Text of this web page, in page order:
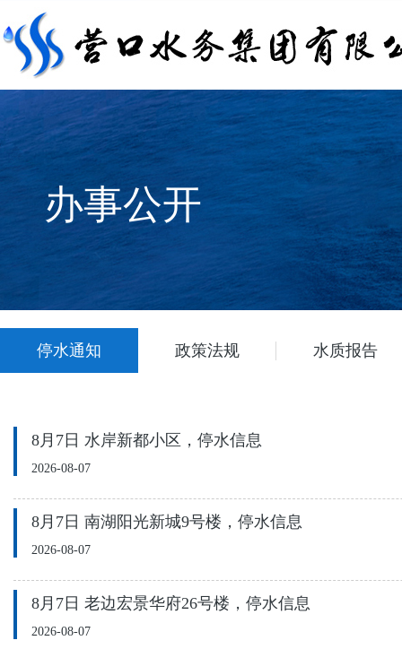
办事公开
停水通知 政策法规 水质报告
8月7日 水岸新都小区，停水信息
2026-08-07
8月7日 南湖阳光新城9号楼，停水信息
2026-08-07
8月7日 老边宏景华府26号楼，停水信息
2026-08-07